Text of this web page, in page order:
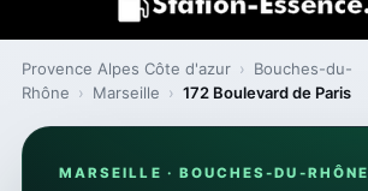
Provence Alpes Côte d'azur › Bouches-du-
Rhône › Marseille › 172 Boulevard de Paris
MARSEILLE · BOUCHES-DU-RHÔNE